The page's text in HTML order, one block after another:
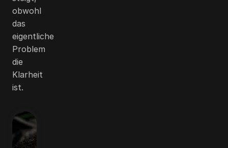
obwohl
das
eigentliche
Problem
die
Klarheit
ist.